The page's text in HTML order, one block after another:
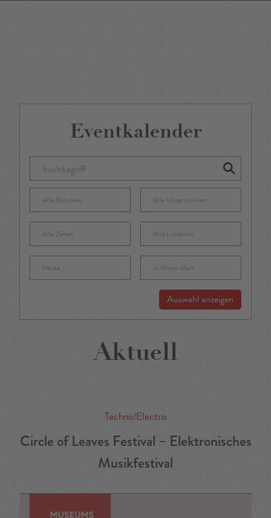
Eventkalender
Alle Rubriken
Heute in Rhein-Main
Alle Unterrubriken
Alle Zeiten Alle Locations
Auswahl anzeigen
Aktuell
Techno/Electro
Circle of Leaves Festival – Elektronisches
Musikfestival